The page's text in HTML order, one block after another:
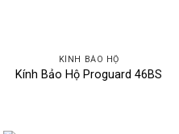
KÍNH BẢO HỘ
Kính Bảo Hộ Proguard 46BS